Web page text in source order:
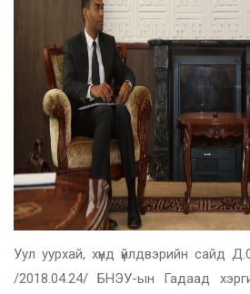
Уул уурхай, хүнд үйлдвэрийн сайд
/2018.04.24/ БНЭУ-ын Гадаад